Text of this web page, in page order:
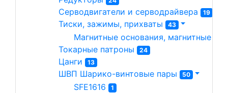
Серводвигатели и серводрайвера 19
Тиски, зажимы, прихваты 43
Магнитные основания, магнитные
Токарные патроны
24
Цанги 13
ШВП Шарико-винтовые пары 50
SFE1616 1